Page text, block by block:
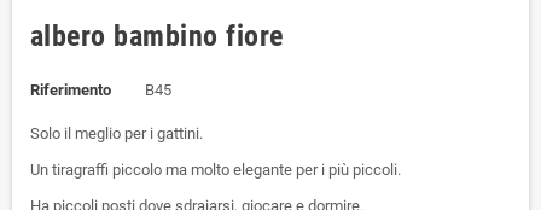
albero bambino fiore
Riferimento B45
Solo il meglio per i gattini.
Un tiragraffi piccolo ma molto elegante per i più piccoli.
Ha piccoli posti dove sdraiarsi, giocare e dormire.